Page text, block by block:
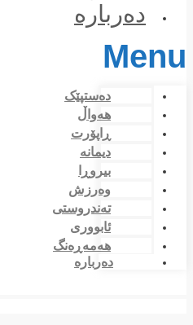
دەربارە
Menu
دەستپێک
هەواڵ
ڕاپۆرت
دیمانە
بیروڕا
وەرزش
تەندروستی
ئابووری
هەمەڕەنگ
دەربارە